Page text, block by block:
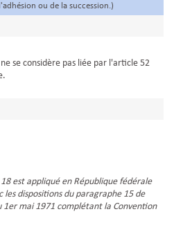
ou de la succession.)
se considère pas liée par l'article 52
est appliqué en République fédérale
dispositions du paragraphe 15 de
1er mai 1971 complétant la Convention